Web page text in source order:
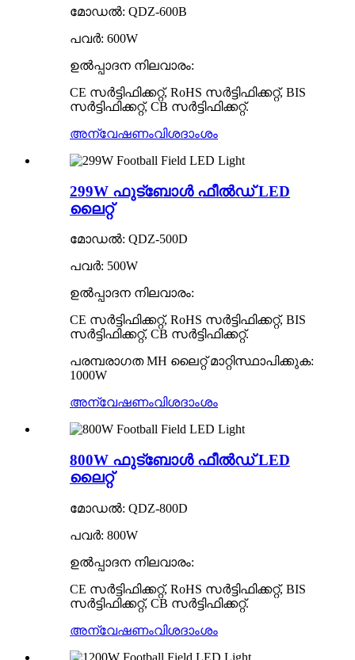
മോഡൽ: QDZ-600B
പവർ: 600W
ഉൽപ്പാദന നിലവാരം:
CE സർട്ടിഫിക്കറ്റ്, RoHS സർട്ടിഫിക്കറ്റ്, BIS
സർട്ടിഫിക്കറ്റ്, CB സർട്ടിഫിക്കറ്റ്.
അന്വേഷണംവിശദാംശം
299W ഫുട്ബോൾ ഫീൽഡ് LED
ലൈറ്റ്
മോഡൽ: QDZ-500D
പവർ: 500W
ഉൽപ്പാദന നിലവാരം:
CE സർട്ടിഫിക്കറ്റ്, RoHS സർട്ടിഫിക്കറ്റ്, BIS
സർട്ടിഫിക്കറ്റ്, CB സർട്ടിഫിക്കറ്റ്.
പരമ്പരാഗത MH ലൈറ്റ് മാറ്റിസ്ഥാപിക്കുക:
1000W
അന്വേഷണംവിശദാംശം
800W ഫുട്ബോൾ ഫീൽഡ് LED
ലൈറ്റ്
മോഡൽ: QDZ-800D
പവർ: 800W
ഉൽപ്പാദന നിലവാരം:
CE സർട്ടിഫിക്കറ്റ്, RoHS സർട്ടിഫിക്കറ്റ്, BIS
സർട്ടിഫിക്കറ്റ്, CB സർട്ടിഫിക്കറ്റ്.
അന്വേഷണംവിശദാംശം